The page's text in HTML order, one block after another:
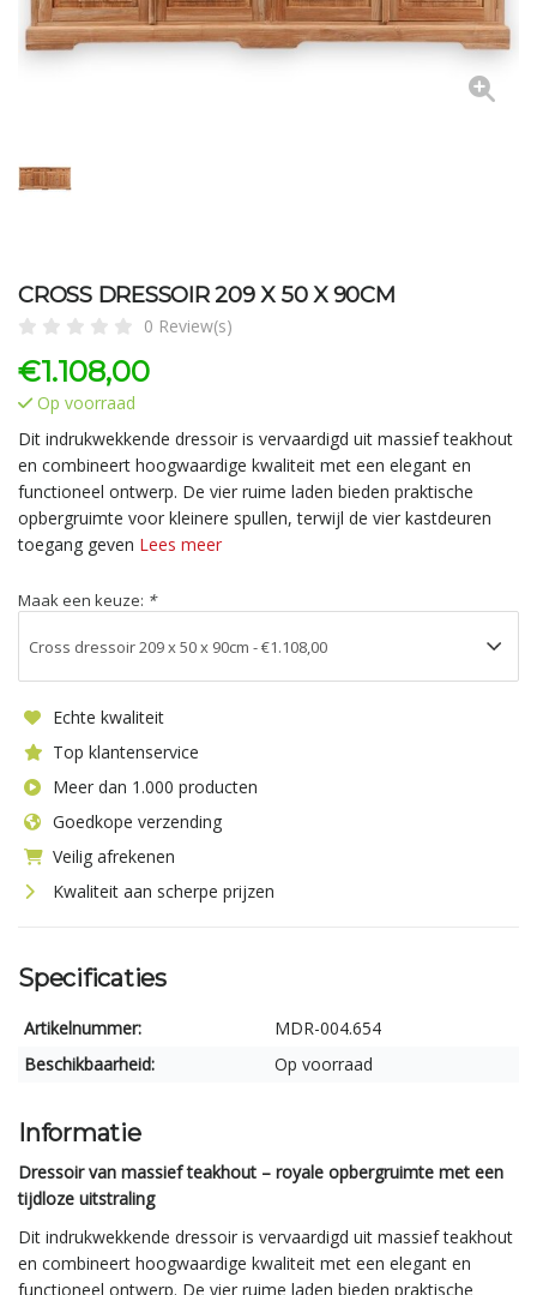
CROSS DRESSOIR 209 X 50 X 90CM
0 Review(s)
€1.108,00
Op voorraad
Dit indrukwekkende dressoir is vervaardigd uit massief teakhout
en combineert hoogwaardige kwaliteit met een elegant en
functioneel ontwerp. De vier ruime laden bieden praktische
opbergruimte voor kleinere spullen, terwijl de vier kastdeuren
toegang geven Lees meer
Maak een keuze: *
Echte kwaliteit
Top klantenservice
Meer dan 1.000 producten
Goedkope verzending
Veilig afrekenen
Kwaliteit aan scherpe prijzen
Specificaties
Artikelnummer:
MDR-004.654
Beschikbaarheid:
Op voorraad
Informatie
Dressoir van massief teakhout – royale opbergruimte met een
tijdloze uitstraling
Dit indrukwekkende dressoir is vervaardigd uit massief teakhout
en combineert hoogwaardige kwaliteit met een elegant en
functioneel ontwerp. De vier ruime laden bieden praktische